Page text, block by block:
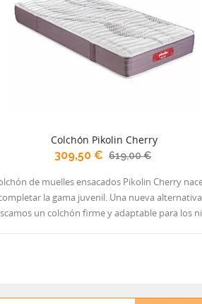
Colchón Pikolin Cherry
309,50 € 619,00 €
de muelles ensacados Pikolin Cherry
la gama juvenil. Una nueva
un colchón firme y adaptable para los